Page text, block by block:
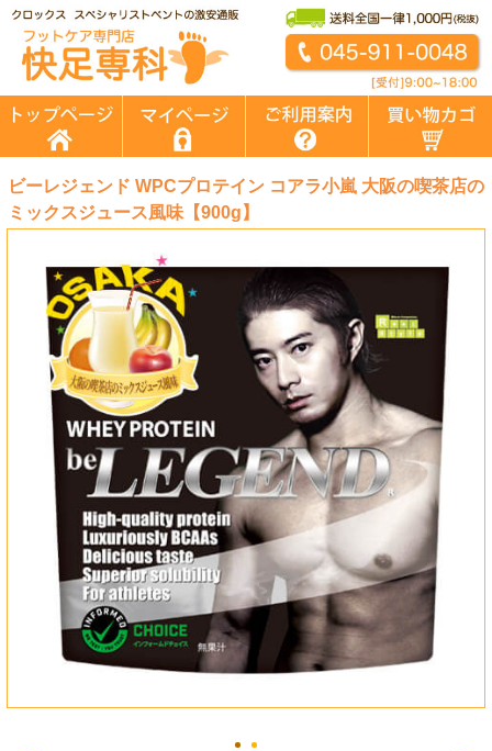
ビーレジェンド WPCプロテイン コアラ小嵐 大阪の喫茶店の
ミックスジュース風味【900g】